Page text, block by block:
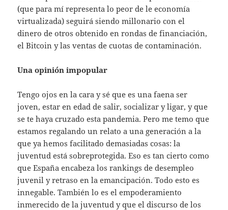
(que para mí representa lo peor de le economía
virtualizada) seguirá siendo millonario con el
dinero de otros obtenido en rondas de financiación,
el Bitcoin y las ventas de cuotas de contaminación.
Una opinión impopular
Tengo ojos en la cara y sé que es una faena ser
joven, estar en edad de salir, socializar y ligar, y que
se te haya cruzado esta pandemia. Pero me temo que
estamos regalando un relato a una generación a la
que ya hemos facilitado demasiadas cosas: la
juventud está sobreprotegida. Eso es tan cierto como
que España encabeza los rankings de desempleo
juvenil y retraso en la emancipación. Todo esto es
innegable. También lo es el empoderamiento
inmerecido de la juventud y que el discurso de los